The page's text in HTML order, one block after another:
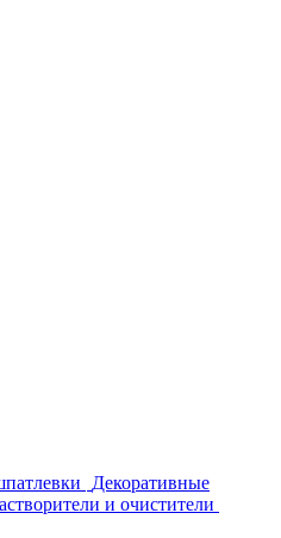
Декоративные
и очистители